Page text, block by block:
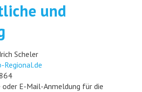
und
Scheler
Regional.de
E-Mail-Anmeldung für die